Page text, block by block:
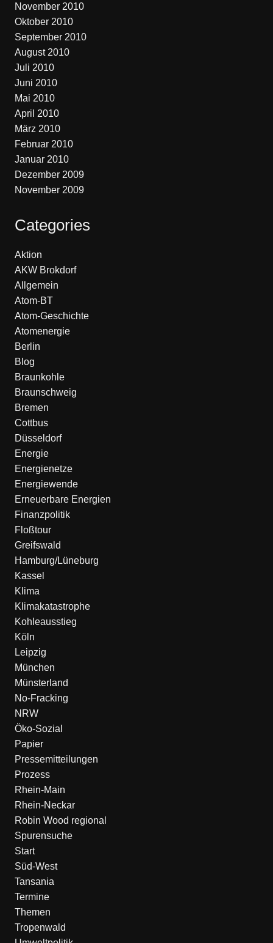
November 2010
Oktober 2010
September 2010
August 2010
Juli 2010
Juni 2010
Mai 2010
April 2010
März 2010
Februar 2010
Januar 2010
Dezember 2009
November 2009
Categories
Aktion
AKW Brokdorf
Allgemein
Atom-BT
Atom-Geschichte
Atomenergie
Berlin
Blog
Braunkohle
Braunschweig
Bremen
Cottbus
Düsseldorf
Energie
Energienetze
Energiewende
Erneuerbare Energien
Finanzpolitik
Floßtour
Greifswald
Hamburg/Lüneburg
Kassel
Klima
Klimakatastrophe
Kohleausstieg
Köln
Leipzig
München
Münsterland
No-Fracking
NRW
Öko-Sozial
Papier
Pressemitteilungen
Prozess
Rhein-Main
Rhein-Neckar
Robin Wood regional
Spurensuche
Start
Süd-West
Tansania
Termine
Themen
Tropenwald